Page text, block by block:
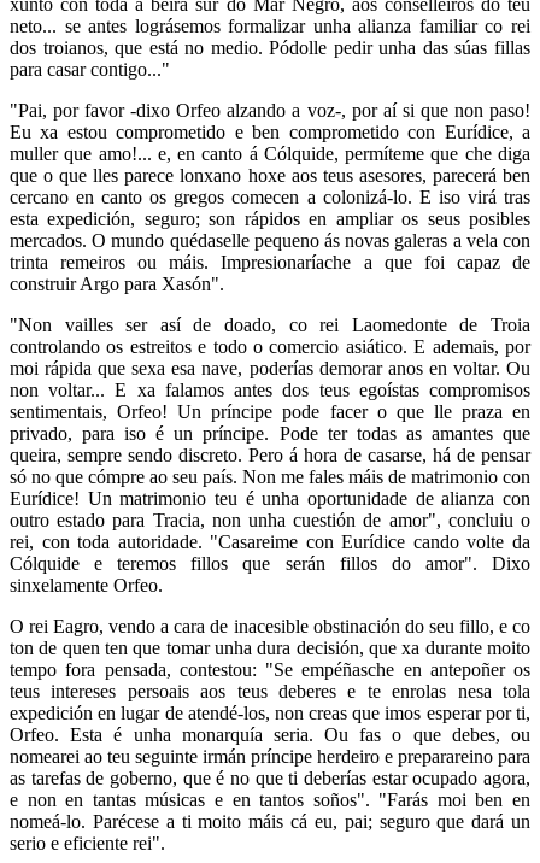
xunto con toda a beira sur do Mar Negro, aos conselleiros do teu
neto... se antes lográsemos formalizar unha alianza familiar co rei
dos troianos, que está no medio. Pódolle pedir unha das súas fillas
para casar contigo..."
"Pai, por favor -dixo Orfeo alzando a voz-, por aí si que non paso!
Eu xa estou comprometido e ben comprometido con Eurídice, a
muller que amo!... e, en canto á Cólquide, permíteme que che diga
que o que lles parece lonxano hoxe aos teus asesores, parecerá ben
cercano en canto os gregos comecen a colonizá-lo. E iso virá tras
esta expedición, seguro; son rápidos en ampliar os seus posibles
mercados. O mundo quédaselle pequeno ás novas galeras a vela con
trinta remeiros ou máis. Impresionaríache a que foi capaz de
construir Argo para Xasón".
"Non vailles ser así de doado, co rei Laomedonte de Troia
controlando os estreitos e todo o comercio asiático. E ademais, por
moi rápida que sexa esa nave, poderías demorar anos en voltar. Ou
non voltar... E xa falamos antes dos teus egoístas compromisos
sentimentais, Orfeo! Un príncipe pode facer o que lle praza en
privado, para iso é un príncipe. Pode ter todas as amantes que
queira, sempre sendo discreto. Pero á hora de casarse, há de pensar
só no que cómpre ao seu país. Non me fales máis de matrimonio con
Eurídice! Un matrimonio teu é unha oportunidade de alianza con
outro estado para Tracia, non unha cuestión de amor", concluiu o
rei, con toda autoridade. "Casareime con Eurídice cando volte da
Cólquide e teremos fillos que serán fillos do amor". Dixo
sinxelamente Orfeo.
O rei Eagro, vendo a cara de inacesible obstinación do seu fillo, e co
ton de quen ten que tomar unha dura decisión, que xa durante moito
tempo fora pensada, contestou: "Se empéñasche en antepoñer os
teus intereses persoais aos teus deberes e te enrolas nesa tola
expedición en lugar de atendé-los, non creas que imos esperar por ti,
Orfeo. Esta é unha monarquía seria. Ou fas o que debes, ou
nomearei ao teu seguinte irmán príncipe herdeiro e preparareino para
as tarefas de goberno, que é no que ti deberías estar ocupado agora,
e non en tantas músicas e en tantos soños". "Farás moi ben en
nomeá-lo. Parécese a ti moito máis cá eu, pai; seguro que dará un
serio e eficiente rei".